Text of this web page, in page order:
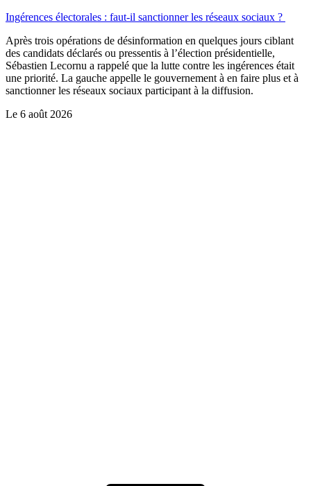
Ingérences électorales : faut-il sanctionner les réseaux sociaux ?
Après trois opérations de désinformation en quelques jours ciblant
des candidats déclarés ou pressentis à l’élection présidentielle,
Sébastien Lecornu a rappelé que la lutte contre les ingérences était
une priorité. La gauche appelle le gouvernement à en faire plus et à
sanctionner les réseaux sociaux participant à la diffusion.
Le 6 août 2026